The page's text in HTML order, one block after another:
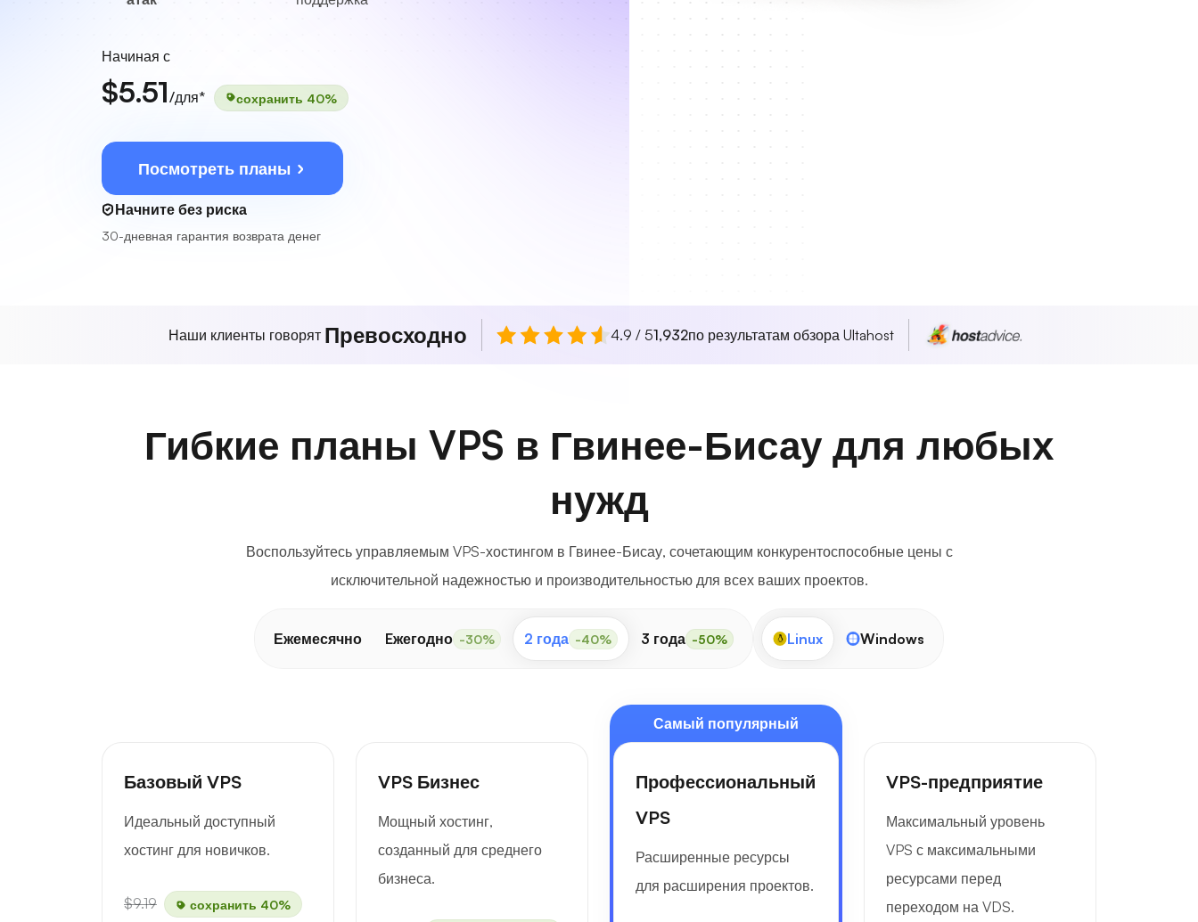
Начиная с
$5.51/для* сохранить 40%
Посмотреть планы
Начните без риска
30-дневная гарантия возврата денег
Наши клиенты говорят Превосходно 4.9 / 51,932по результатам обзора Ultahost
Гибкие планы VPS в Гвинее-Бисау для любых
нужд
Воспользуйтесь управляемым VPS-хостингом в Гвинее-Бисау, сочетающим конкурентоспособные цены с
исключительной надежностью и производительностью для всех ваших проектов.
Ежемесячно Eжегодно -30% 2 года -40% 3 года -50% Linux Windows
Базовый VPS
Идеальный доступный
хостинг для новичков.
$9.19 сохранить 40%
VPS Бизнес
Мощный хостинг,
созданный для среднего
бизнеса.
Самый популярный
Профессиональный
VPS
Расширенные ресурсы
для расширения проектов.
VPS-предприятие
Максимальный уровень
VPS с максимальными
ресурсами перед
переходом на VDS.